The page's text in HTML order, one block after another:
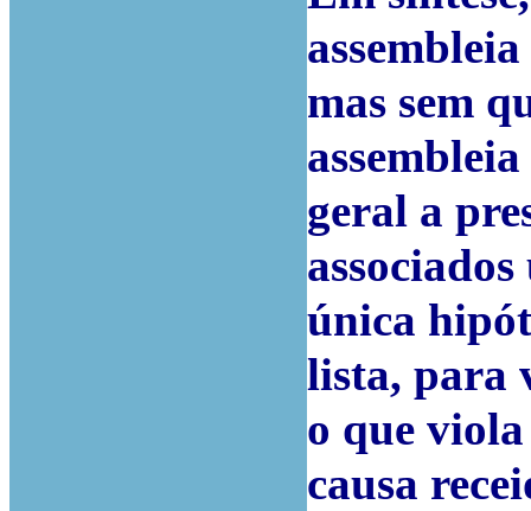
mas sem
geral a
única
lista, para
o que viola
causa